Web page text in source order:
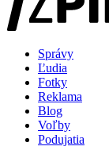
Správy
Ľudia
Fotky
Reklama
Blog
Voľby
Podujatia